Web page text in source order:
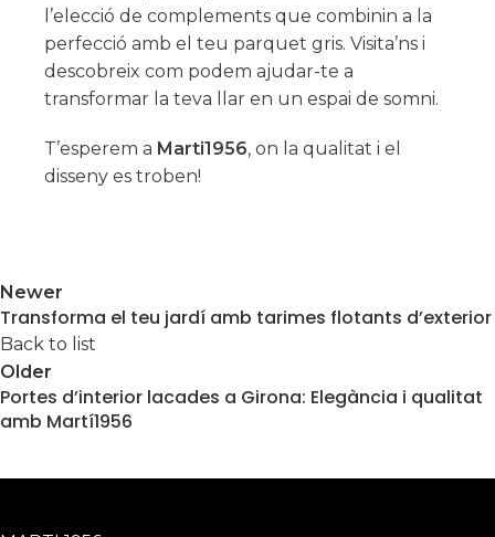
l’elecció de complements que combinin a la
perfecció amb el teu parquet gris. Visita’ns i
descobreix com podem ajudar-te a
transformar la teva llar en un espai de somni.
T’esperem a Marti1956, on la qualitat i el
disseny es troben!
Newer
Transforma el teu jardí amb tarimes flotants d’exterior
Back to list
Older
Portes d’interior lacades a Girona: Elegància i qualitat
amb Martí1956